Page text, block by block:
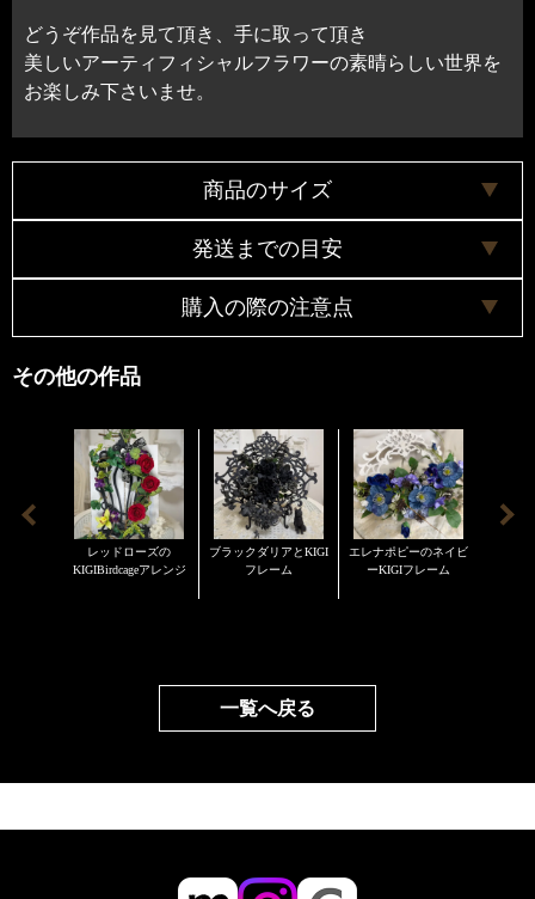
商品のサイズ
発送までの目安
購入の際の注意点
高さ約50センチ
※配送料について
原則的にお客様のご都合による返品・キャンセルはお
受けできかねます。 商品ならび発送については細心の
注意を払っておりますが、万一、破損等があった場合
は商品到着後３日以内にご連絡お願い致します。
商品は全て手作りで作成していますので、お花の配置
す。了承の程宜しくお願い致します。
アーティフィシャルフラワーの特徴としてお花が取れ
る場合がございます。その時はお手持ちのボンドなど
でお取り付けください。
また、非常に長く楽しんで頂けるのがアーティフィシ
ャルフラワーの利点ではありますが、紫外線の多い陽
の当たる場所に長期間置かれますと紫外線により色褪
などご注意ください。このような場合の返品交換など
はお受けできません事をご承知ください。 また、ペッ
どうぞ作品を見て頂き、手に取って頂き
美しいアーティフィシャルフラワーの素晴らしい世界を
お楽しみ下さいませ。
その他の作品
レッドローズの
KIGIBirdcageアレンジ
ブラックダリアとKIGI
フレーム
エレナポピーのネイビ
ーKIGIフレーム
一覧へ戻る